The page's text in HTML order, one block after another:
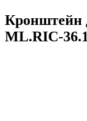
Кронштейн
ML.RIC-